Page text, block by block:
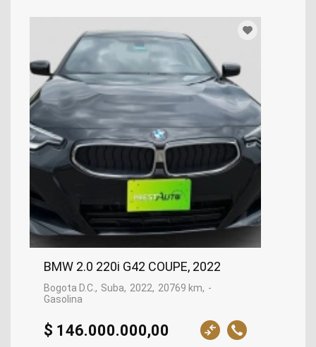
BMW 2.0 220i G42 COUPE, 2022
Bogota D.C. Suba 2022 20769 km
-
Gasolina
$ 146.000.000,00